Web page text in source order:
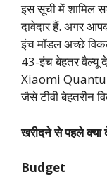
इस सूची में शामिल
दावेदार हैं. अगर
इंच मॉडल अच्छे
43-इंच बेहतर वैल्यू
Xiaomi
जैसे टीवी बेहतरीन
खरीदने से पहले क्या
Budget